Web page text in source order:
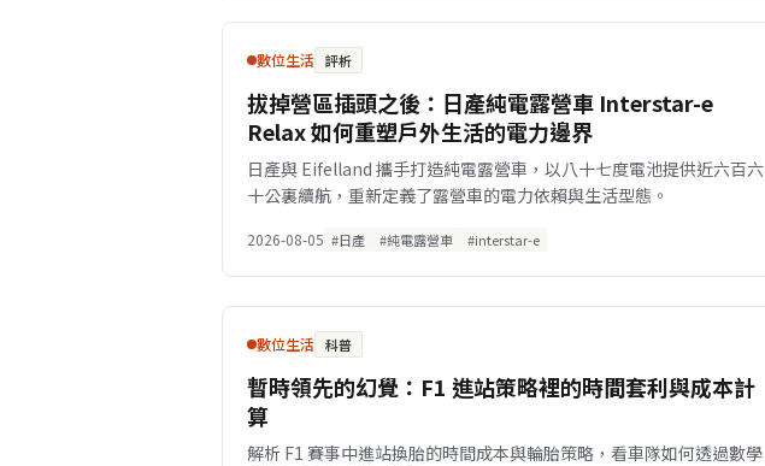
數位生活 評析
拔掉營區插頭之後：日產純電露營車 Interstar-e
Relax 如何重塑戶外生活的電力邊界
日產與 Eifelland 攜手打造純電露營車，以八十七度電池提供近六百六
十公裏續航，重新定義了露營車的電力依賴與生活型態。
2026-08-05 #日產 #純電露營車 #interstar-e
數位生活 科普
暫時領先的幻覺：F1 進站策略裡的時間套利與成本計
算
解析 F1 賽事中進站換胎的時間成本與輪胎策略，看車隊如何透過數學